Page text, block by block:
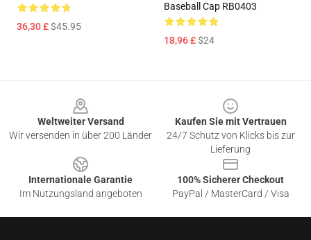
36,30 £$45.95
Baseball Cap RB0403
18,96 £$24
Weltweiter Versand
Wir versenden in über 200 Länder
Kaufen Sie mit Vertrauen
24/7 Schutz von Klicks bis zur
Lieferung
Internationale Garantie
Im Nutzungsland angeboten
100% Sicherer Checkout
PayPal / MasterCard / Visa